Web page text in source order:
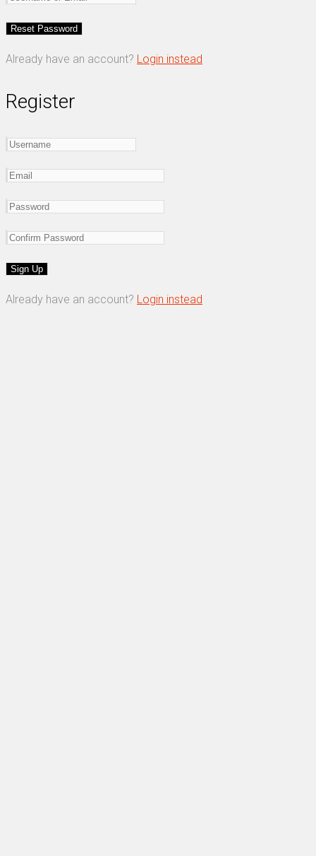
Already have an account? Login instead
Register
Already have an account? Login instead